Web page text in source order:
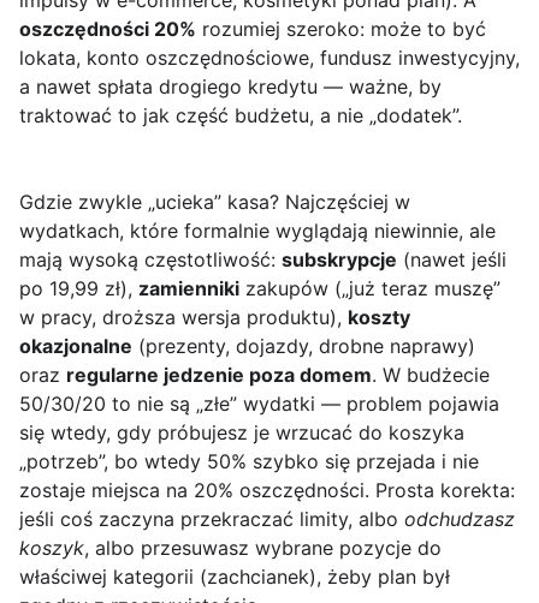
oszczędności 20% rozumiej szeroko: może to być
lokata, konto oszczędnościowe, fundusz inwestycyjny,
a nawet spłata drogiego kredytu — ważne, by
traktować to jak część budżetu, a nie „dodatek”.
Gdzie zwykle „ucieka” kasa? Najczęściej w
wydatkach, które formalnie wyglądają niewinnie, ale
mają wysoką częstotliwość: subskrypcje (nawet jeśli
po 19,99 zł), zamienniki zakupów („już teraz muszę”
w pracy, droższa wersja produktu), koszty
okazjonalne (prezenty, dojazdy, drobne naprawy)
oraz regularne jedzenie poza domem. W budżecie
50/30/20 to nie są „złe” wydatki — problem pojawia
się wtedy, gdy próbujesz je wrzucać do koszyka
„potrzeb”, bo wtedy 50% szybko się przejada i nie
zostaje miejsca na 20% oszczędności. Prosta korekta:
jeśli coś zaczyna przekraczać limity, albo odchudzasz
koszyk, albo przesuwasz wybrane pozycje do
właściwej kategorii (zachcianek), żeby plan był